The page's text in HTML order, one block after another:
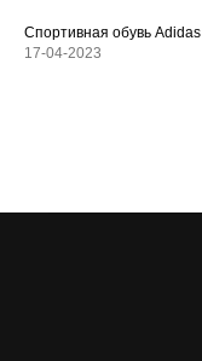
Спортивная обувь Adidas
17-04-2023